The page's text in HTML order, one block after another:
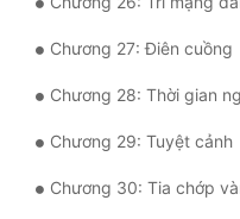
Chương 27: Điên cuồng
Chương 28: Thời gian
Chương 29: Tuyệt cảnh
Chương 30: Tia chớp